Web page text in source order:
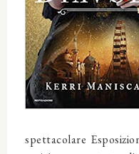
spettacolare